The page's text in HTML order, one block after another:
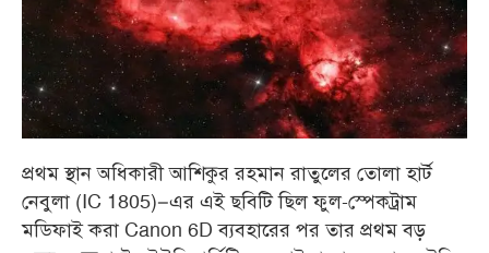
প্রথম স্থান অধিকারী আশিকুর রহমান রাতুলের তোলা হার্ট
নেবুলা (IC 1805)–এর এই ছবিটি ছিল ফুল-স্পেকট্রাম
মডিফাই করা Canon 6D ব্যবহারের পর তার প্রথম বড়